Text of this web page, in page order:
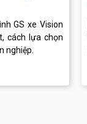
GS xe Vision
cách lựa chọn
nghiệp.